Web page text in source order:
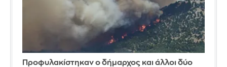
Προφυλακίστηκαν ο δήμαρχος και άλλοι δύο